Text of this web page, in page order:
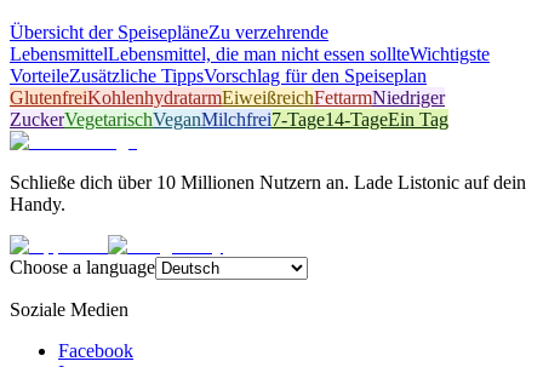
Übersicht der SpeisepläneZu verzehrende
LebensmittelLebensmittel, die man nicht essen sollteWichtigste
VorteileZusätzliche TippsVorschlag für den Speiseplan
GlutenfreiKohlenhydratarmEiweißreichFettarmNiedriger
ZuckerVegetarischVeganMilchfrei7-Tage14-TageEin Tag
Schließe dich über 10 Millionen Nutzern an. Lade Listonic auf dein
Handy.
Choose a language
Soziale Medien
Facebook